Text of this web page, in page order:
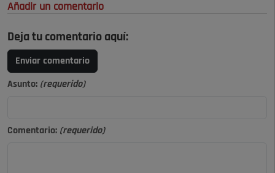
Añadir un comentario
Deja tu comentario aquí:
Enviar comentario
Asunto: (requerido)
Comentario: (requerido)